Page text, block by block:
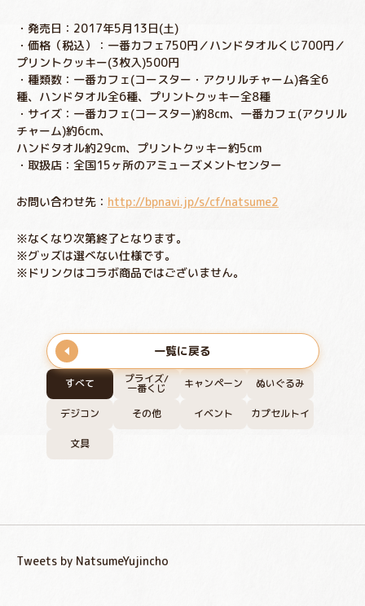
すべて プライズ/
一番くじ キャンペーン ぬいぐるみ
デジコン その他 イベント カプセルトイ
文具
・発売日：2017年5月13日(土)
・価格（税込）：一番カフェ750円／ハンドタオルくじ700円／
プリントクッキー(3枚入)500円
・種類数：一番カフェ(コースター・アクリルチャーム)各全6
種、ハンドタオル全6種、プリントクッキー全8種
・サイズ：一番カフェ(コースター)約8cm、一番カフェ(アクリル
チャーム)約6cm、
ハンドタオル約29cm、プリントクッキー約5cm
・取扱店：全国15ヶ所のアミューズメントセンター
お問い合わせ先： http://bpnavi.jp/s/cf/natsume2
※なくなり次第終了となります。
※グッズは選べない仕様です。
※ドリンクはコラボ商品ではございません。
一覧に戻る
Tweets by NatsumeYujincho